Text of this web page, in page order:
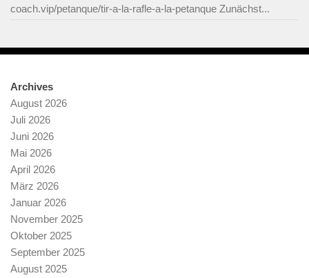
coach.vip/petanque/tir-a-la-rafle-a-la-petanque Zunächst...
Archives
August 2026
Juli 2026
Juni 2026
Mai 2026
April 2026
März 2026
Januar 2026
November 2025
Oktober 2025
September 2025
August 2025